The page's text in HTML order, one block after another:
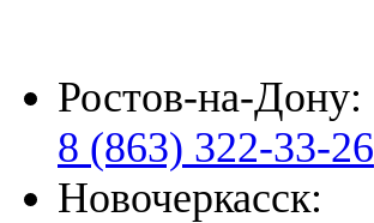
Ростов-на-Дону:
8 (863) 322-33-26
Новочеркасск: